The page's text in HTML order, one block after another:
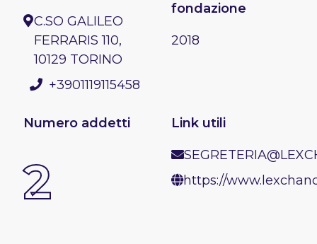
C.SO GALILEO
FERRARIS 110,
10129 TORINO
+3901119115458
fondazione
2018
Numero addetti
2
Link utili
https://